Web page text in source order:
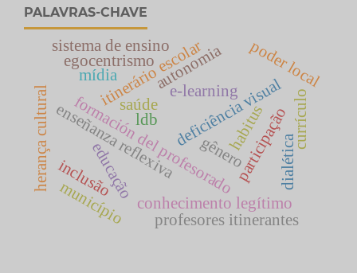
PALAVRAS-CHAVE
educação
deficiência visual
inclusão
e-learning
formación del profesorado
enseñanza reflexiva habitus
herança cultural
itinerário escolar
conhecimento legítimo
saúde participação
dialética
egocentrismo
sistema de ensino
município
autonomia poder local
currículo
ldb
gênero
mídia
profesores itinerantes